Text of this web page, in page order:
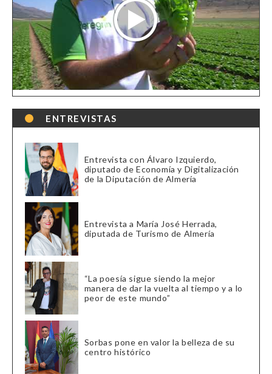
ENTREVISTAS
Entrevista con Álvaro Izquierdo,
diputado de Economía y Digitalización
de la Diputación de Almería
Entrevista a María José Herrada,
diputada de Turismo de Almería
“La poesía sigue siendo la mejor
manera de dar la vuelta al tiempo y a lo
peor de este mundo”
Sorbas pone en valor la belleza de su
centro histórico